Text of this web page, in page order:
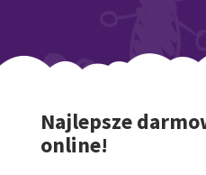
Najlepsze
online!